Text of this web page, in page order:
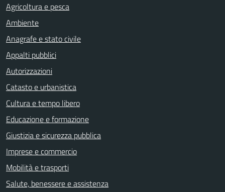
Agricoltura e pesca
Ambiente
Anagrafe e stato civile
Appalti pubblici
Autorizzazioni
Catasto e urbanistica
Cultura e tempo libero
Educazione e formazione
Giustizia e sicurezza pubblica
Imprese e commercio
Mobilità e trasporti
Salute, benessere e assistenza